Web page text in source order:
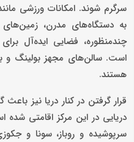
سرگرم شوند. امکانات ورزشی
به دستگاه‌های مدرن،
چندمنظوره، فضایی ایده‌آل
است. سالن‌های مجهز بولینگ و
هستند.
قرار گرفتن در کنار دریا نیز
دریایی در این مرکز اقامتی
سرپوشیده و روباز، سونا و